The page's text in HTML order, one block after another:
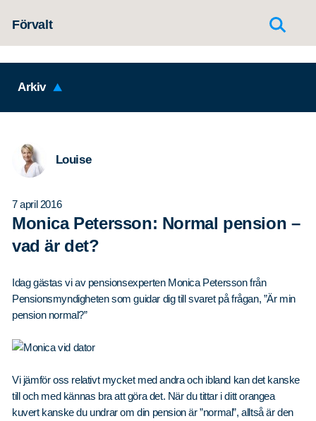
Förvalt
Arkiv
Louise
7 april 2016
Monica Petersson: Normal pension –
vad är det?
Idag gästas vi av pensionsexperten Monica Petersson från
Pensionsmyndigheten som guidar dig till svaret på frågan, ”Är min
pension normal?”
Vi jämför oss relativt mycket med andra och ibland kan det kanske
till och med kännas bra att göra det. När du tittar i ditt orangea
kuvert kanske du undrar om din pension är ”normal”, alltså är den